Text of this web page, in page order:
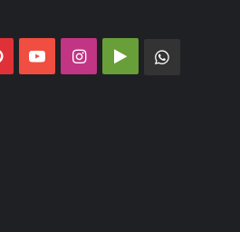
PinterestYouTubeInstagram
Google